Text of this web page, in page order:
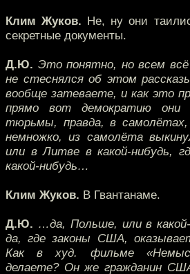
Клим Жуков. Не, ну они
секретные документы.
Д.Ю. Это понятно, но всем
не стеснялся об этом
вообще затеваете, и как это
прямо вот демократию они
тюрьмы, правда, в
немножко, из самолёта
или в Литве в какой-нибудь,
какой-нибудь…
Клим Жуков. В Гвантанаме.
Д.Ю. …да, Польше, или в
да, где законы США,
Как в худ. фильме
делаете? Он же гражданин